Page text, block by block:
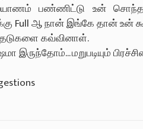
பண்ணிட்டு உன்
Full ஆ நான் இங்கே தான் உன்
கவ்வினாள்.
இருந்தோம்... மறுபடியும்